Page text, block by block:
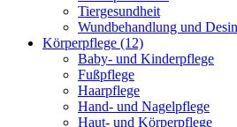
Tiergesundheit
Wundbehandlung und
Körperpflege (12)
Baby- und Kinderpflege
Fußpflege
Haarpflege
Hand- und Nagelpflege
Haut- und Körperpflege